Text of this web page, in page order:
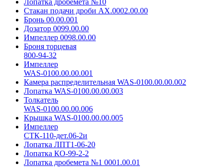
Лопатка дробемета №10
Стакан подачи дроби АХ.0002.00.00
Бронь 00.00.001
Дозатор 0099.00.00
Импеллер 0098.00.00
Броня торцевая
800-94-32
Импеллер
WAS-0100.00.00.001
Камера распределительная WAS-0100.00.00.002
Лопатка WAS-0100.00.00.003
Толкатель
WAS-0100.00.00.006
Крышка WAS-0100.00.00.005
Импеллер
СТК-110-дет.06-2и
Лопатка ЛПТ1-06-20
Лопатка КО-99-2-2
Лопатка дробемета №1 0001.00.01